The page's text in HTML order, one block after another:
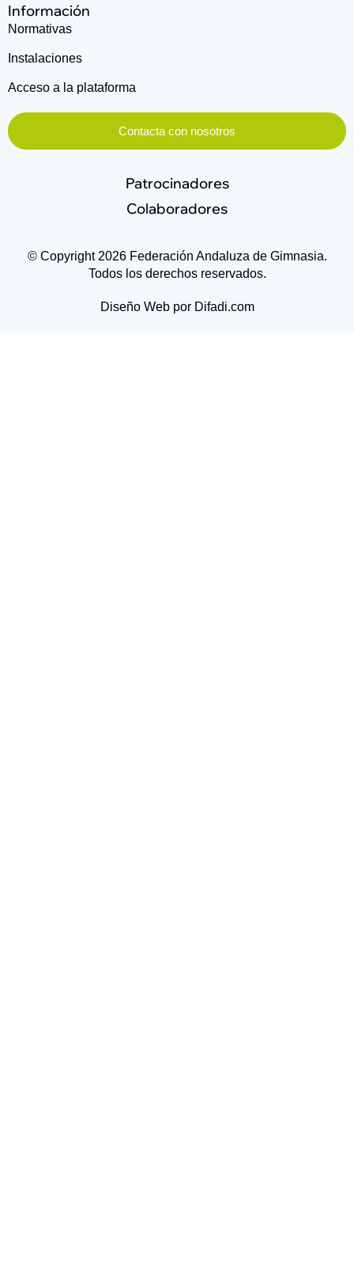
Información
Normativas
Instalaciones
Acceso a la plataforma
Contacta con nosotros
Patrocinadores
Colaboradores
© Copyright 2026 Federación Andaluza de Gimnasia.
Todos los derechos reservados.
Diseño Web por Difadi.com